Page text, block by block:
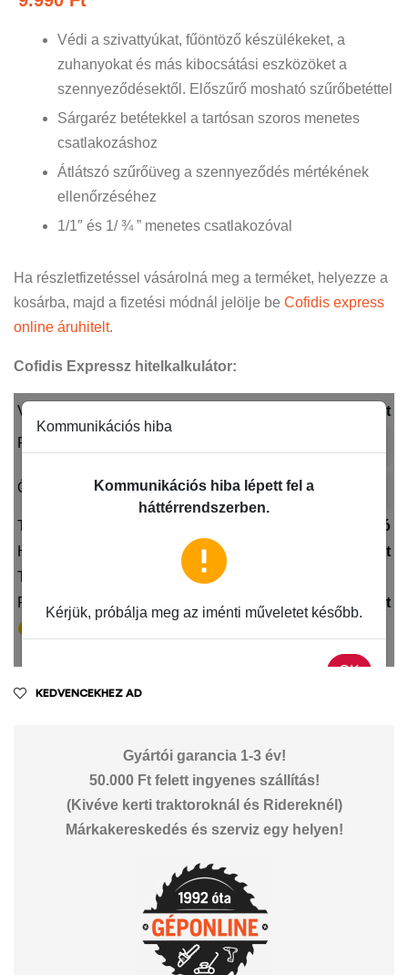
Védi a szivattyúkat, fűöntöző készülékeket, a
zuhanyokat és más kibocsátási eszközöket a
szennyeződésektől. Előszűrő mosható szűrőbetéttel
Sárgaréz betétekkel a tartósan szoros menetes
csatlakozáshoz
Átlátszó szűrőüveg a szennyeződés mértékének
ellenőrzéséhez
1/1″ és 1/ ¾ ” menetes csatlakozóval
Ha részletfizetéssel vásárolná meg a terméket, helyezze a
kosárba, majd a fizetési módnál jelölje be Cofidis express
online áruhitelt.
Cofidis Expressz hitelkalkulátor:
KEDVENCEKHEZ AD
Gyártói garancia 1-3 év!
50.000 Ft felett ingyenes szállítás!
(Kivéve kerti traktoroknál és Ridereknél)
Márkakereskedés és szerviz egy helyen!